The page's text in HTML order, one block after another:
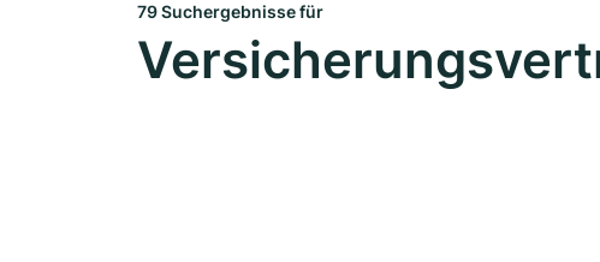
79 Suchergebnisse für